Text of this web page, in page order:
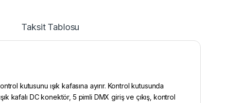
Taksit Tablosu
kutusunu ışık kafasına ayırır. Kontrol kutusunda
kafalı DC konektör, 5 pimli DMX giriş ve çıkış, kontrol